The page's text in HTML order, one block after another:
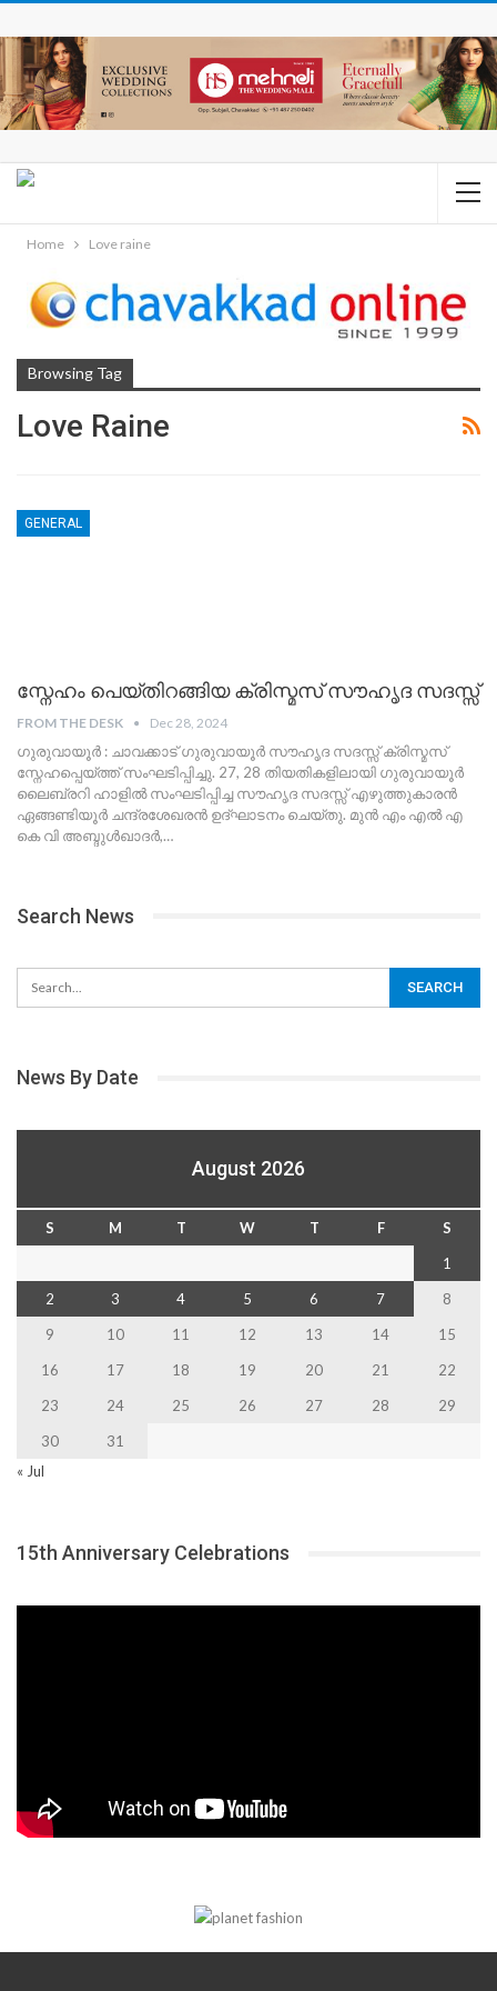
Home Love raine
Browsing Tag
Love Raine
GENERAL
സ്നേഹം പെയ്തിറങ്ങിയ ക്രിസ്മസ് സൗഹൃദ സദസ്സ്
FROM THE DESK Dec 28, 2024
ഗുരുവായൂർ : ചാവക്കാട് ഗുരുവായൂർ സൗഹൃദ സദസ്സ് ക്രിസ്മസ്
സ്നേഹപ്പെയ്ത്ത് സംഘടിപ്പിച്ചു. 27, 28 തിയതികളിലായി ഗുരുവായൂർ
ലൈബ്രറി ഹാളിൽ സംഘടിപ്പിച്ച സൗഹൃദ സദസ്സ് എഴുത്തുകാരൻ
ഏങ്ങണ്ടിയൂർ ചന്ദ്രശേഖരൻ ഉദ്ഘാടനം ചെയ്തു. മുൻ എം എൽ എ
കെ വി അബ്ദുൾഖാദർ,…
Search News
News By Date
August 2026
S M T W T F
S
1
2
3 4 5 6 7
8
9
10 11 12 13 14
15
16
17 18 19 20 21
22
23
24 25 26 27 28
29
30
31
« Jul
15th Anniversary Celebrations